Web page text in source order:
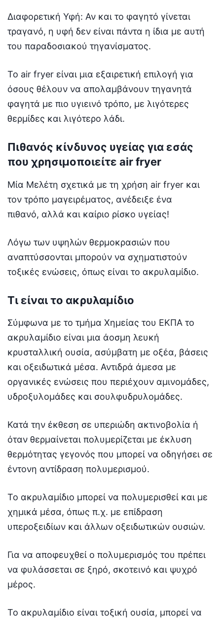
Διαφορετική Υφή: Αν και το φαγητό γίνεται
τραγανό, η υφή δεν είναι πάντα η ίδια με αυτή
του παραδοσιακού τηγανίσματος.
Το air fryer είναι μια εξαιρετική επιλογή για
όσους θέλουν να απολαμβάνουν τηγανητά
φαγητά με πιο υγιεινό τρόπο, με λιγότερες
θερμίδες και λιγότερο λάδι.
Πιθανός κίνδυνος υγείας για εσάς
που χρησιμοποιείτε air fryer
Μία Μελέτη σχετικά με τη χρήση air fryer και
τον τρόπο μαγειρέματος, ανέδειξε ένα
πιθανό, αλλά και καίριο ρίσκο υγείας!
Λόγω των υψηλών θερμοκρασιών που
αναπτύσσονται μπορούν να σχηματιστούν
τοξικές ενώσεις, όπως είναι το ακρυλαμίδιο.
Τι είναι το ακρυλαμίδιο
Σύμφωνα με το τμήμα Χημείας του ΕΚΠΑ το
ακρυλαμίδιο είναι μια άοσμη λευκή
κρυσταλλική ουσία, ασύμβατη με οξέα, βάσεις
και οξειδωτικά μέσα. Αντιδρά άμεσα με
οργανικές ενώσεις που περιέχουν αμινομάδες,
υδροξυλομάδες και σουλφυδρυλομάδες.
Κατά την έκθεση σε υπεριώδη ακτινοβολία ή
όταν θερμαίνεται πολυμερίζεται με έκλυση
θερμότητας γεγονός που μπορεί να οδηγήσει σε
έντονη αντίδραση πολυμερισμού.
Το ακρυλαμίδιο μπορεί να πολυμερισθεί και με
χημικά μέσα, όπως π.χ. με επίδραση
υπεροξειδίων και άλλων οξειδωτικών ουσιών.
Για να αποφευχθεί ο πολυμερισμός του πρέπει
να φυλάσσεται σε ξηρό, σκοτεινό και ψυχρό
μέρος.
Το ακρυλαμίδιο είναι τοξική ουσία, μπορεί να